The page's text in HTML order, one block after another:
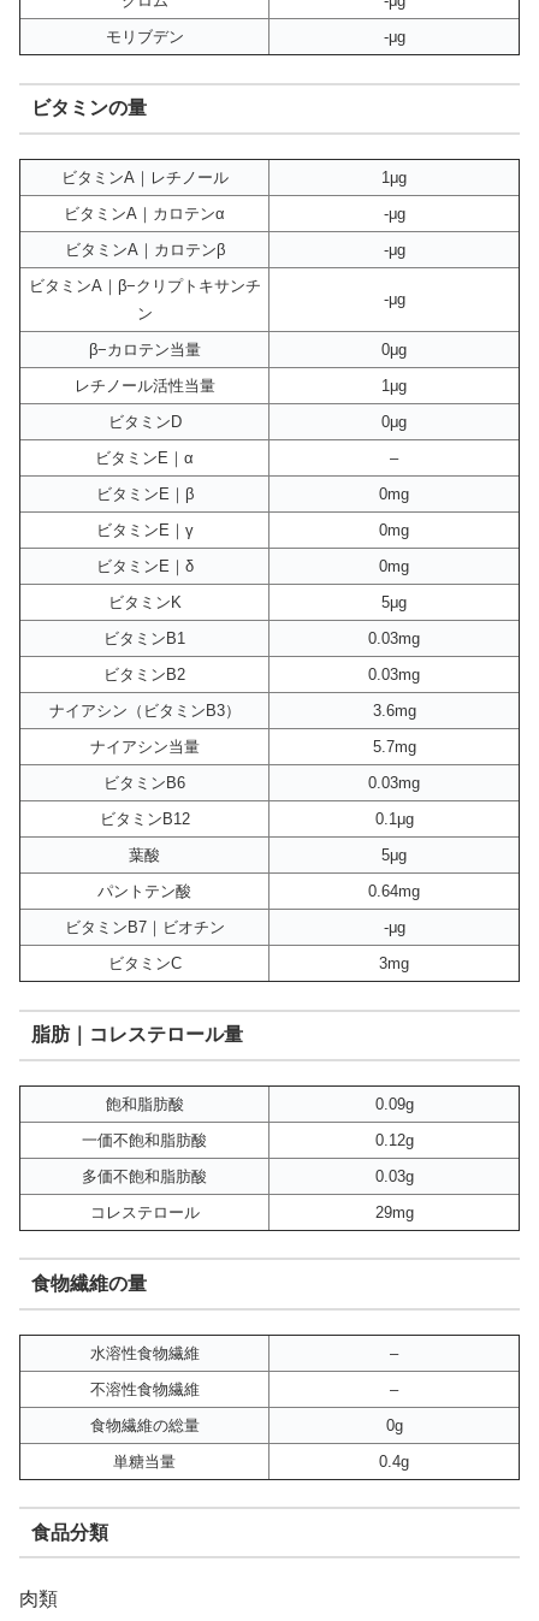
モリブデン
-μg
ビタミンの量
ビタミンA｜レチノール
1μg
ビタミンA｜カロテンα
-μg
ビタミンA｜カロテンβ
-μg
ビタミンA｜β−クリプトキサンチ
ン
-μg
β−カロテン当量
0μg
レチノール活性当量
1μg
ビタミンD
0μg
ビタミンE｜α
–
ビタミンE｜β
0mg
ビタミンE｜γ
0mg
ビタミンE｜δ
0mg
ビタミンK
5μg
ビタミンB1
0.03mg
ビタミンB2
0.03mg
ナイアシン（ビタミンB3）
3.6mg
ナイアシン当量
5.7mg
ビタミンB6
0.03mg
ビタミンB12
0.1μg
葉酸
5μg
パントテン酸
0.64mg
ビタミンB7｜ビオチン
-μg
ビタミンC
3mg
脂肪｜コレステロール量
飽和脂肪酸
0.09g
一価不飽和脂肪酸
0.12g
多価不飽和脂肪酸
0.03g
コレステロール
29mg
食物繊維の量
水溶性食物繊維
–
不溶性食物繊維
–
食物繊維の総量
0g
単糖当量
0.4g
食品分類
肉類